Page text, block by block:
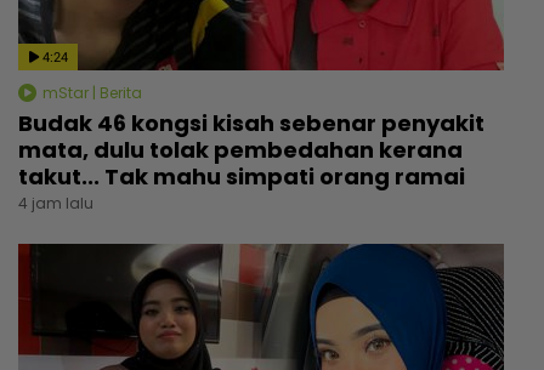
4:24
mStar | Berita
Budak 46 kongsi kisah sebenar penyakit
mata, dulu tolak pembedahan kerana
takut... Tak mahu simpati orang ramai
4 jam lalu